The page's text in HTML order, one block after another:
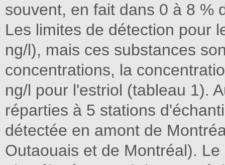
souvent, en fait dans 0 à 8 %
Les limites de détection pour
ng/l), mais ces substances
concentrations, la
ng/l pour l'estriol (tableau 1).
réparties à 5 stations
détectée en amont de
Outaouais et de Montréal).